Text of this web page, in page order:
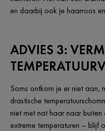
en daarbij ook je haarroos
ADVIES 3:
Soms ontkom je er niet aan,
drastische
niet met nat haar naar
extreme temperaturen – blijf